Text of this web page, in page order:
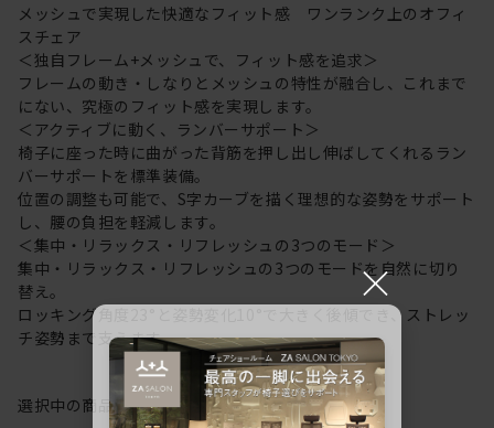
メッシュで実現した快適なフィット感 ワンランク上のオフィ
スチェア
＜独自フレーム+メッシュで、フィット感を追求＞
フレームの動き・しなりとメッシュの特性が融合し、これまで
にない、究極のフィット感を実現します。
＜アクティブに動く、ランバーサポート＞
椅子に座った時に曲がった背筋を押し出し伸ばしてくれるラン
バーサポートを標準装備。
位置の調整も可能で、S字カーブを描く理想的な姿勢をサポート
し、腰の負担を軽減します。
＜集中・リラックス・リフレッシュの3つのモード＞
集中・リラックス・リフレッシュの3つのモードを自然に切り
替え。
ロッキング角度23°と姿勢変化10°で大きく後傾でき、ストレッ
チ姿勢まで支えます。
選択中の商品情報保証注意事項
×